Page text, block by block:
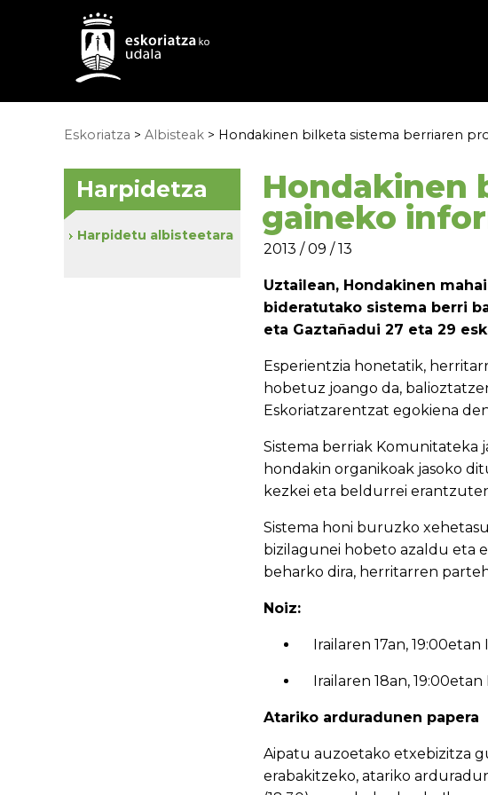
Eskoriatza > Albisteak > Hondakinen bilketa sistema berriaren
Hondakinen
gaineko
2013 / 09 / 13
Uztailean, Hondakinen
bideratutako sistema berri
eta Gaztañadui 27 eta 29
Esperientzia honetatik,
hobetuz joango da,
Eskoriatzarentzat egokiena
Sistema berriak
hondakin organikoak jasoko
kezkei eta beldurrei
Sistema honi buruzko
bizilagunei hobeto azaldu eta
beharko dira, herritarren
Noiz:
Irailaren 17an, 19:00etan
Irailaren 18an,
Atariko arduradunen papera
Aipatu auzoetako etxebizitza
erabakitzeko, atariko
Harpidetza
Harpidetu albisteetara